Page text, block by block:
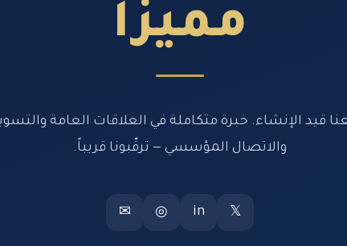
مميزاً
قيد الإنشاء. خبرة متكاملة في العلاقات العامة
والاتصال المؤسسي — ترقّبونا قريباً.
𝕏
in
◎
✉